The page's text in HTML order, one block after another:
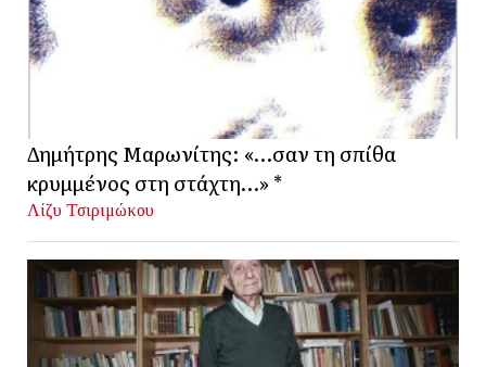
Δημήτρης Μαρωνίτης: «…σαν τη σπίθα
κρυμμένος στη στάχτη…» *
Λίζυ Τσιριμώκου